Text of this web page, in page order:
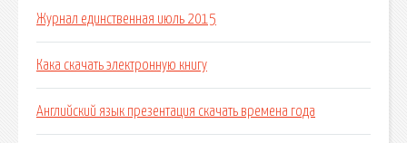
Журнал единственная июль 2015
Кака скачать электронную книгу
Английский язык презентация скачать времена года